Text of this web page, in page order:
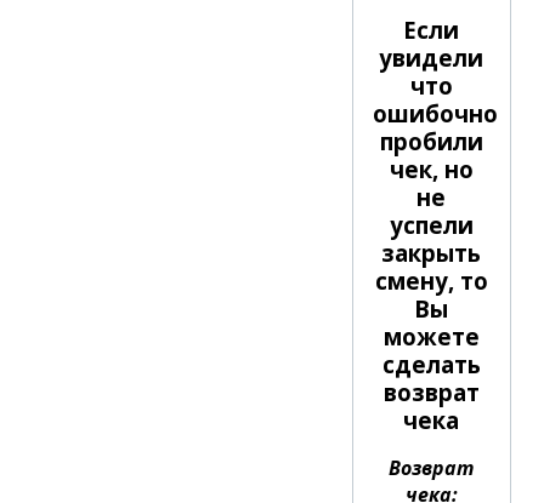
Если
увидели
что
ошибочно
пробили
чек, но
не
успели
закрыть
смену, то
Вы
можете
сделать
возврат
чека
Возврат
чека: